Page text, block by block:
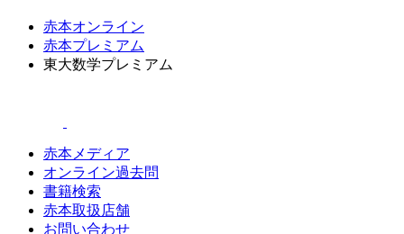
赤本オンライン
赤本プレミアム
東大数学プレミアム
赤本メディア
オンライン過去問
書籍検索
赤本取扱店舗
お問い合わせ